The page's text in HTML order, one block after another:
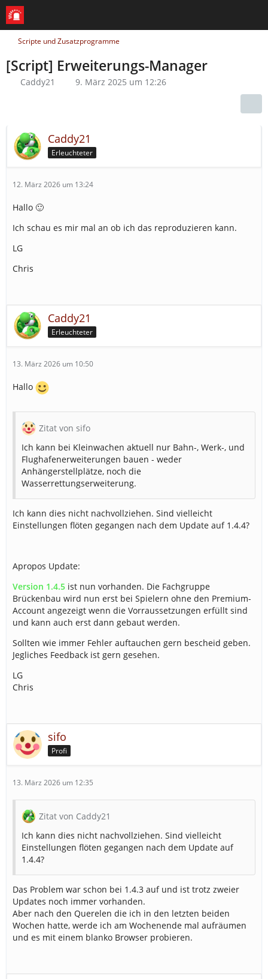
Scripte und Zusatzprogramme
[Script] Erweiterungs-Manager
Caddy21 9. März 2025 um 12:26
Caddy21
Erleuchteter
12. März 2026 um 13:24
Hallo 🙂
Ich schau es mir mal an ob ich das reproduzieren kann.
LG
Chris
Caddy21
Erleuchteter
13. März 2026 um 10:50
Hallo
Zitat von sifo
Ich kann bei Kleinwachen aktuell nur Bahn-, Werk-, und
Flughafenerweiterungen bauen - weder
Anhängerstellplätze, noch die
Wasserrettungserweiterung.
Ich kann dies nicht nachvollziehen. Sind vielleicht
Einstellungen flöten gegangen nach dem Update auf 1.4.4?
Apropos Update:
Version 1.4.5 ist nun vorhanden. Die Fachgruppe
Brückenbau wird nun erst bei Spielern ohne den Premium-
Account angezeigt wenn die Vorraussetzungen erfüllt sind
und kann auch erst dann gebaut werden.
Sollten wie immer Fehler auftauchen gern bescheid geben.
Jegliches Feedback ist gern gesehen.
LG
Chris
sifo
Profi
13. März 2026 um 12:35
Zitat von Caddy21
Ich kann dies nicht nachvollziehen. Sind vielleicht
Einstellungen flöten gegangen nach dem Update auf
1.4.4?
Das Problem war schon bei 1.4.3 auf und ist trotz zweier
Updates noch immer vorhanden.
Aber nach den Querelen die ich in den letzten beiden
Wochen hatte, werde ich am Wochenende mal aufräumen
und es mit einem blanko Browser probieren.